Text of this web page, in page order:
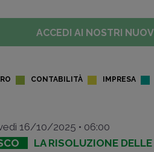
ACCEDI AI NOSTRI
CONTABILITÀ IMPRESA
16/10/2025 • 06:00
LA RISOLUZIONE